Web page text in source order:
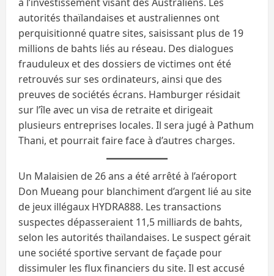
autorités thaïlandaises et australiennes ont
perquisitionné quatre sites, saisissant plus de 19
millions de bahts liés au réseau. Des dialogues
frauduleux et des dossiers de victimes ont été
retrouvés sur ses ordinateurs, ainsi que des
preuves de sociétés écrans. Hamburger résidait
sur l’île avec un visa de retraite et dirigeait
plusieurs entreprises locales. Il sera jugé à Pathum
Thani, et pourrait faire face à d’autres charges.
Un Malaisien de 26 ans a été arrêté à l’aéroport
Don Mueang pour blanchiment d’argent lié au site
de jeux illégaux HYDRA888. Les transactions
suspectes dépasseraient 11,5 milliards de bahts,
selon les autorités thaïlandaises. Le suspect gérait
une société sportive servant de façade pour
dissimuler les flux financiers du site. Il est accusé